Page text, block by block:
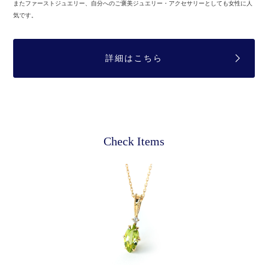
またファーストジュエリー、自分へのご褒美ジュエリー・アクセサリーとしても女性に人
気です。
詳細はこちら
Check Items